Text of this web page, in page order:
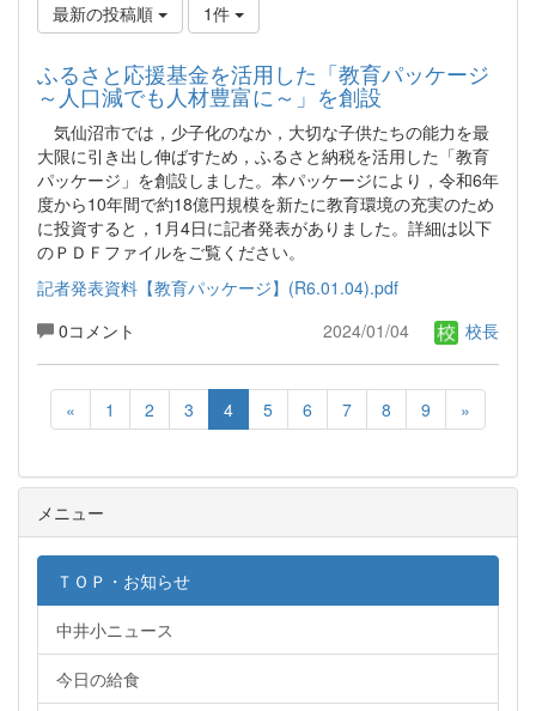
最新の投稿順 1件
ふるさと応援基金を活用した「教育パッケージ
～人口減でも人材豊富に～」を創設
気仙沼市では，少子化のなか，大切な子供たちの能力を最
大限に引き出し伸ばすため，ふるさと納税を活用した「教育
パッケージ」を創設しました。本パッケージにより，令和6年
度から10年間で約18億円規模を新たに教育環境の充実のため
に投資すると，1月4日に記者発表がありました。詳細は以下
のＰＤＦファイルをご覧ください。
記者発表資料【教育パッケージ】(R6.01.04).pdf
0コメント
2024/01/04 校長
« 1 2 3 4 5 6 7 8 9 »
メニュー
ＴＯＰ・お知らせ
中井小ニュース
今日の給食